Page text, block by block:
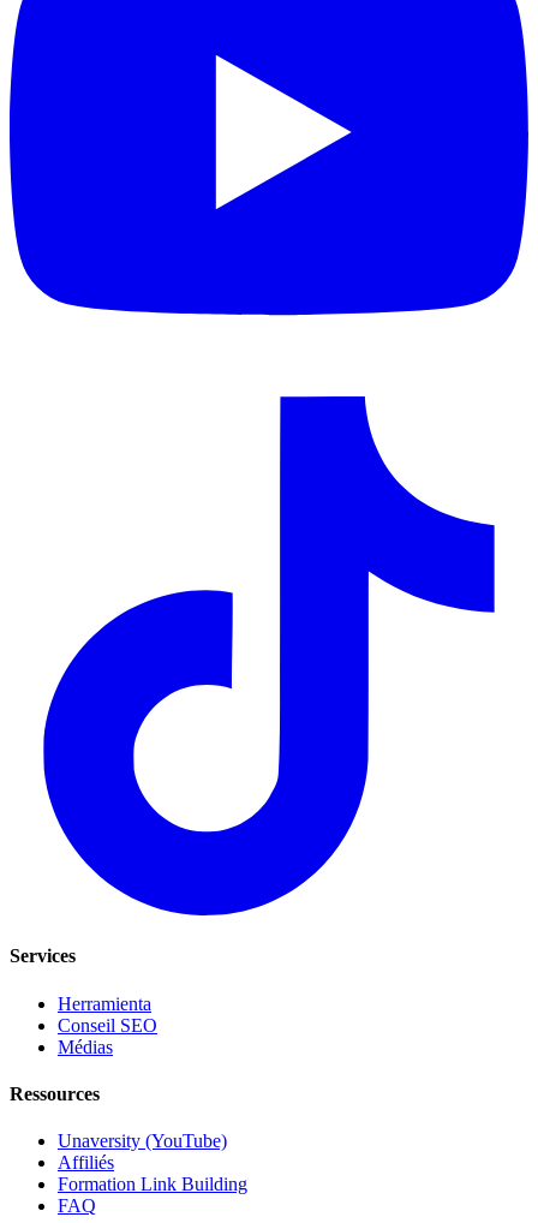
Services
Herramienta
Conseil SEO
Médias
Ressources
Unaversity (YouTube)
Affiliés
Formation Link Building
FAQ